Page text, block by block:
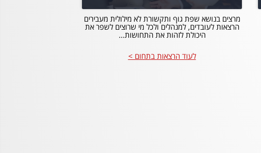
מרצים בנושא שפת גוף ותקשורת לא מילולית מעבירים
הרצאות לעובדים, למנהלים ולכל מי שרוצים לשפר את
היכולת לזהות את התחושות...
לעוד הרצאות בתחום >